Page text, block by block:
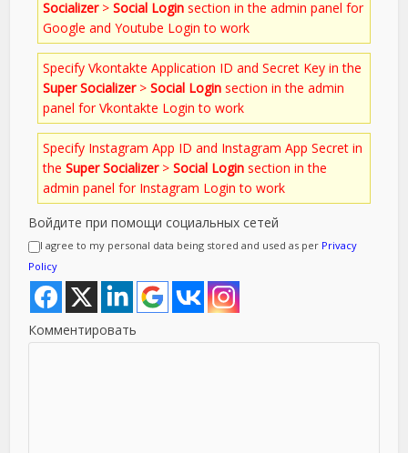
Socializer>Social Login section in the admin panel for
Google and Youtube Login to work
Specify Vkontakte Application ID and Secret Key in the
Super Socializer>Social Login section in the admin
panel for Vkontakte Login to work
Specify Instagram App ID and Instagram App Secret in
theSuper Socializer>Social Login section in the
admin panel for Instagram Login to work
Войдите при помощи социальных сетей
I agree to my personal data being stored and used as per Privacy
Policy
Комментировать